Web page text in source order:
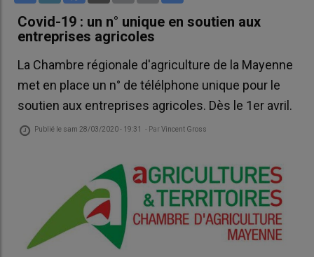
Covid-19 : un n° unique en soutien aux
entreprises agricoles
La Chambre régionale d'agriculture de la Mayenne
met en place un n° de télélphone unique pour le
soutien aux entreprises agricoles. Dès le 1er avril.
Publié le sam 28/03/2020 - 19:31 - ParVincent Gross